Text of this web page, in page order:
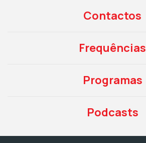
Contactos
Frequências
Programas
Podcasts